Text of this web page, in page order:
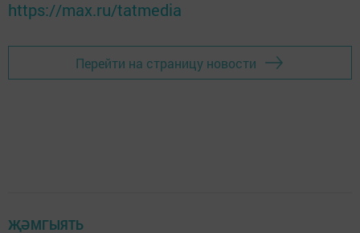
https://max.ru/tatmedia
Перейти на страницу новости
ҖӘМГЫЯТЬ